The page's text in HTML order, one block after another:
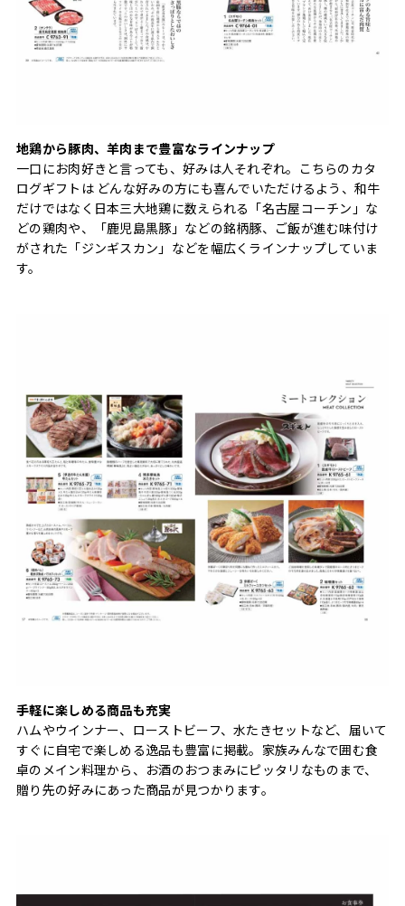
地鶏から豚肉、羊肉まで豊富なラインナップ
一口にお肉好きと言っても、好みは人それぞれ。こちらのカタ
ログギフトは どんな好みの方にも喜んでいただけるよう、和牛
だけではなく日本三大地鶏に数えられる「名古屋コーチン」な
どの鶏肉や、「鹿児島黒豚」などの銘柄豚、ご飯が進む味付け
がされた「ジンギスカン」などを幅広くラインナップしていま
す。
手軽に楽しめる商品も充実
ハムやウインナー、ローストビーフ、水たきセットなど、届いて
すぐに自宅で楽しめる逸品も豊富に掲載。家族みんなで囲む食
卓のメイン料理から、お酒のおつまみにピッタリなものまで、
贈り先の好みにあった商品が見つかります。